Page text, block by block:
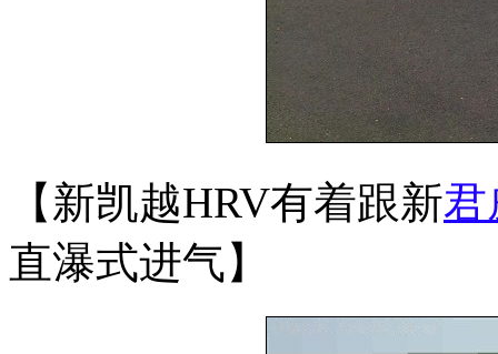
【新凯越HRV有着跟新君
直瀑式进气】